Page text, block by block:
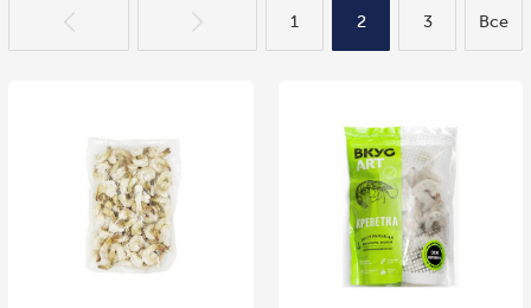
1 2 3 Все